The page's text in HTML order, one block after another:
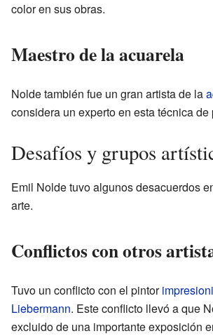
color en sus obras.
Maestro de la acuarela
Nolde también fue un gran artista de la
considera un experto en esta técnica de
Desafíos y grupos
Emil Nolde tuvo algunos desacuerdos
arte.
Conflictos con otros
Tuvo un conflicto con el pintor
Liebermann. Este conflicto llevó a que
excluido de una importante exposición